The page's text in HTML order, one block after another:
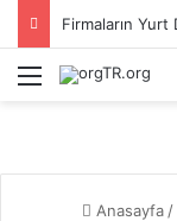
Menü
Anasayfa /